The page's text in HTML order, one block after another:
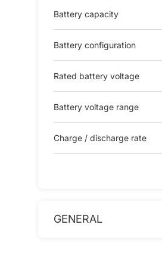
Battery capacity
Battery configuration
Rated battery voltage
Battery voltage range
Charge / discharge rate
GENERAL